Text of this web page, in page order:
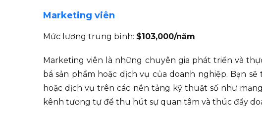
Marketing viên
Mức lương trung bình: $103,000/năm
Marketing viên là những chuyên gia phát triển và
bá sản phẩm hoặc dịch vụ của doanh nghiệp. Bạn
hoặc dịch vụ trên các nền tảng kỹ thuật số như
kênh tương tự để thu hút sự quan tâm và thúc đẩy